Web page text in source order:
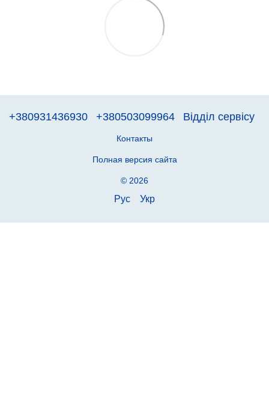
+380931436930 +380503099964 Відділ сервісу
Контакты
Полная версия сайта
© 2026
Рус Укр